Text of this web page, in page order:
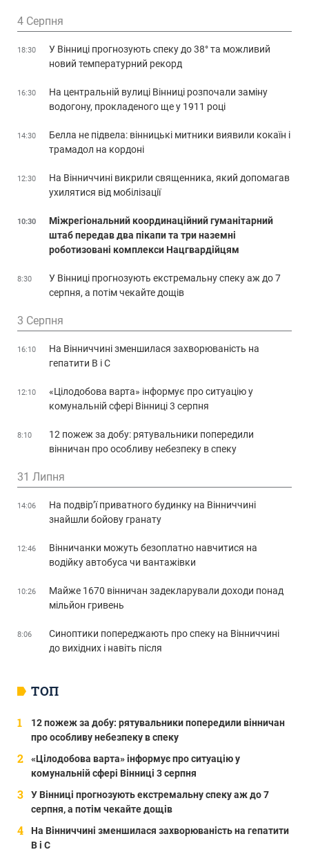
ТОП
12 пожеж за добу: рятувальники попередили вінничан
про особливу небезпеку в спеку
«Цілодобова варта» інформує про ситуацію у
комунальній сфері Вінниці 3 серпня
У Вінниці прогнозують екстремальну спеку аж до 7
серпня, а потім чекайте дощів
На Вінниччині зменшилася захворюваність на гепатити
В і С
4 Серпня
18:30
У Вінниці прогнозують спеку до 38° та можливий
новий температурний рекорд
16:30
На центральній вулиці Вінниці розпочали заміну
водогону, прокладеного ще у 1911 році
14:30
Белла не підвела: вінницькі митники виявили кокаїн і
трамадол на кордоні
12:30
На Вінниччині викрили священника, який допомагав
ухилятися від мобілізації
10:30
Міжрегіональний координаційний гуманітарний
штаб передав два пікапи та три наземні
роботизовані комплекси Нацгвардійцям
8:30
У Вінниці прогнозують екстремальну спеку аж до 7
серпня, а потім чекайте дощів
3 Серпня
16:10
На Вінниччині зменшилася захворюваність на
гепатити В і С
12:10
«Цілодобова варта» інформує про ситуацію у
комунальній сфері Вінниці 3 серпня
8:10
12 пожеж за добу: рятувальники попередили
вінничан про особливу небезпеку в спеку
31 Липня
14:06
На подвір’ї приватного будинку на Вінниччині
знайшли бойову гранату
12:46
Вінничанки можуть безоплатно навчитися на
водійку автобуса чи вантажівки
10:26
Майже 1670 вінничан задекларували доходи понад
мільйон гривень
8:06
Синоптики попереджають про спеку на Вінниччині
до вихідних і навіть після